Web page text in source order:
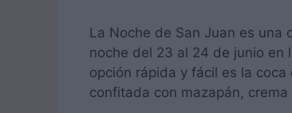
La Noche de San Juan es
noche del 23 al 24 de junio en
opción rápida y fácil es la
confitada con mazapán,